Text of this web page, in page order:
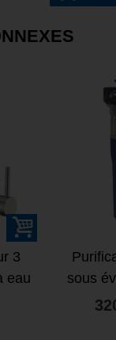
3
eau
sous